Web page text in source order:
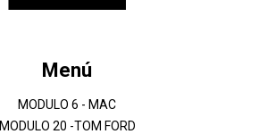
Menú
MODULO 6 - MAC
MODULO 20 -TOM FORD